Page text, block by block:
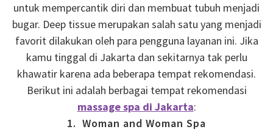
untuk mempercantik diri dan membuat tubuh menjadi
bugar. Deep tissue merupakan salah satu yang menjadi
favorit dilakukan oleh para pengguna layanan ini. Jika
kamu tinggal di Jakarta dan sekitarnya tak perlu
khawatir karena ada beberapa tempat rekomendasi.
Berikut ini adalah berbagai tempat rekomendasi
massage spa di Jakarta:
1. Woman and Woman Spa